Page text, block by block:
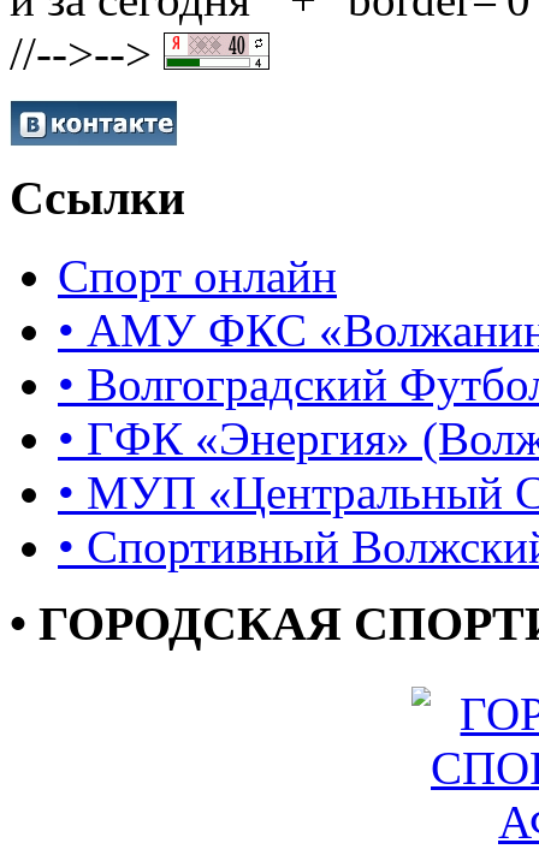
//-->-->
Ссылки
Спорт онлайн
• АМУ ФКС
• Волгоградский
• ГФК «Энергия»
• МУП «Центральный
• Спортивный
• ГОРОДСКАЯ